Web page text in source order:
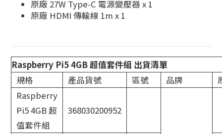
原廠 27W Type-C 電源變壓器 x 1
原廠 HDMI 傳輸線 1m x 1
Raspberry Pi5 4GB 超值套件組 出貨清單
規格
產品貨號 區號 品牌
Raspberry
Pi5 4GB 超
值套件組
368030200952